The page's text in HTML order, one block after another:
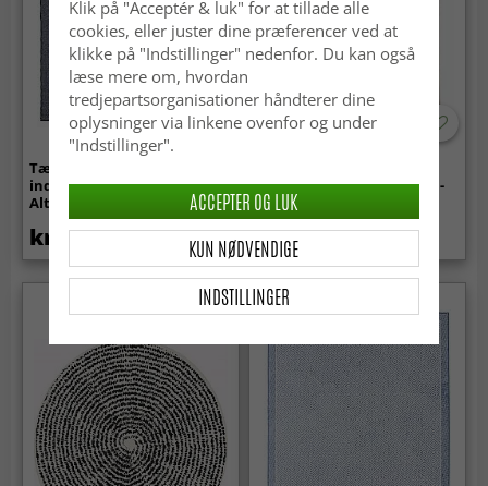
Tæpper til
indendørs/udendørs brug -
Alta (antracit)
kr.369
indendørs/udendørs brug -
Rhea (beige)
kr.369
Klik på "Acceptér & luk" for at tillade alle
cookies, eller juster dine præferencer ved at
klikke på "Indstillinger" nedenfor. Du kan også
læse mere om, hvordan
tredjepartsorganisationer håndterer dine
oplysninger via linkene ovenfor og under
"Indstillinger".
INDSTILLINGER
KUN NØDVENDIGE
ACCEPTER OG LUK